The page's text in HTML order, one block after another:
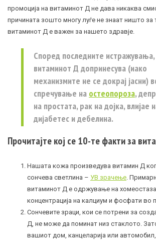
промоција на витаминот Д не дава никаква
причината зошто многу луѓе не знаат ништо за
витаминот Д е важен за нашето здравје.
Според последните истражувања,
витаминот Д допринесува (иако
механизмите не се докрај јасни)
спречување на остеопороза,
на простата, рак на дојка, влијае
дијабетес и дебелина.
Прочитајте кој се 10-те факти за
Нашата кожа произведува витамин Д
сончева светлина – УВ зрачење .
витаминот Д е одржување на
концентрација на калциум и фосфати во
Сончевите зраци, кои се потрени за
Д, не може да поминат низ стаклото.
вашиот дом, канцеларија или